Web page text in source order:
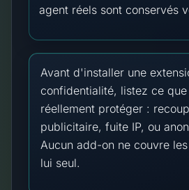
agent réels sont conservés
Avant d'installer une
confidentialité, listez ce
réellement protéger :
publicitaire, fuite IP, ou
Aucun add-on ne couvre
lui seul.